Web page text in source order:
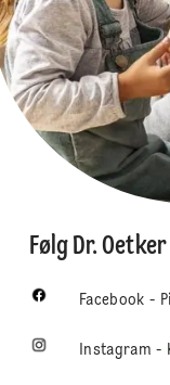
Følg Dr.
Facebook -
Instagram -